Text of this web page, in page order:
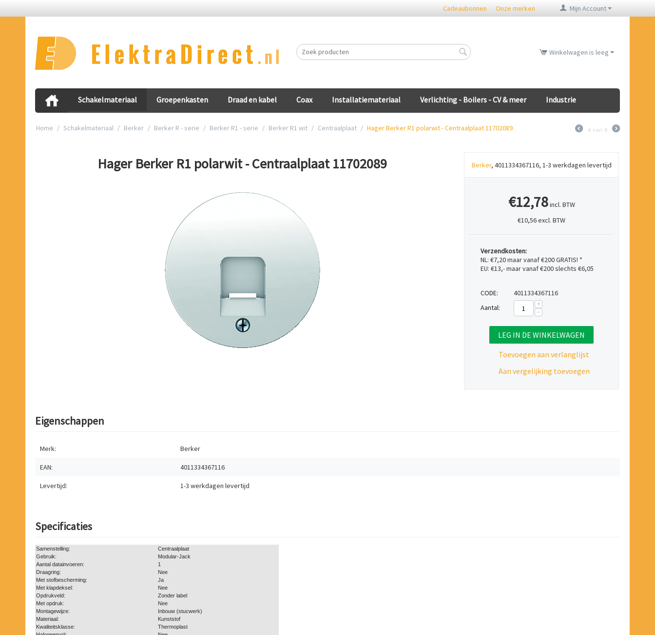
Mijn Account
Cadeaubonnen Onze merken
Winkelwagen is leeg
Schakelmateriaal Groepenkasten Draad en kabel Coax Installatiemateriaal Verlichting - Boilers - CV & meer Industrie
Home / Schakelmateriaal / Berker / Berker R - serie / Berker R1 - serie / Berker R1 wit / Centraalplaat / Hager Berker R1 polarwit - Centraalplaat 11702089 4 van 8
Hager Berker R1 polarwit - Centraalplaat 11702089 Berker, 4011334367116, 1-3 werkdagen levertijd
€12,78incl. BTW
€10,56 excl. BTW
Verzendkosten:
NL: €7,20 maar vanaf €200 GRATIS! *
EU: €13,- maar vanaf €200 slechts €6,05
CODE:
4011334367116
Aantal:
+
−
LEG IN DE WINKELWAGEN
Toevoegen aan verlanglijst
Aan vergelijking toevoegen
Eigenschappen
Merk: Berker
EAN: 4011334367116
Levertijd: 1-3 werkdagen levertijd
Specificaties
Samenstelling:
Centraalplaat
Gebruik:
Modular-Jack
Aantal datainvoeren:
1
Draagring:
Nee
Met stofbescherming:
Ja
Met klapdeksel:
Nee
Opdrukveld:
Zonder label
Met opdruk:
Nee
Montagewijze:
Inbouw (stucwerk)
Materiaal:
Kunststof
Kwaliteitsklasse:
Thermoplast